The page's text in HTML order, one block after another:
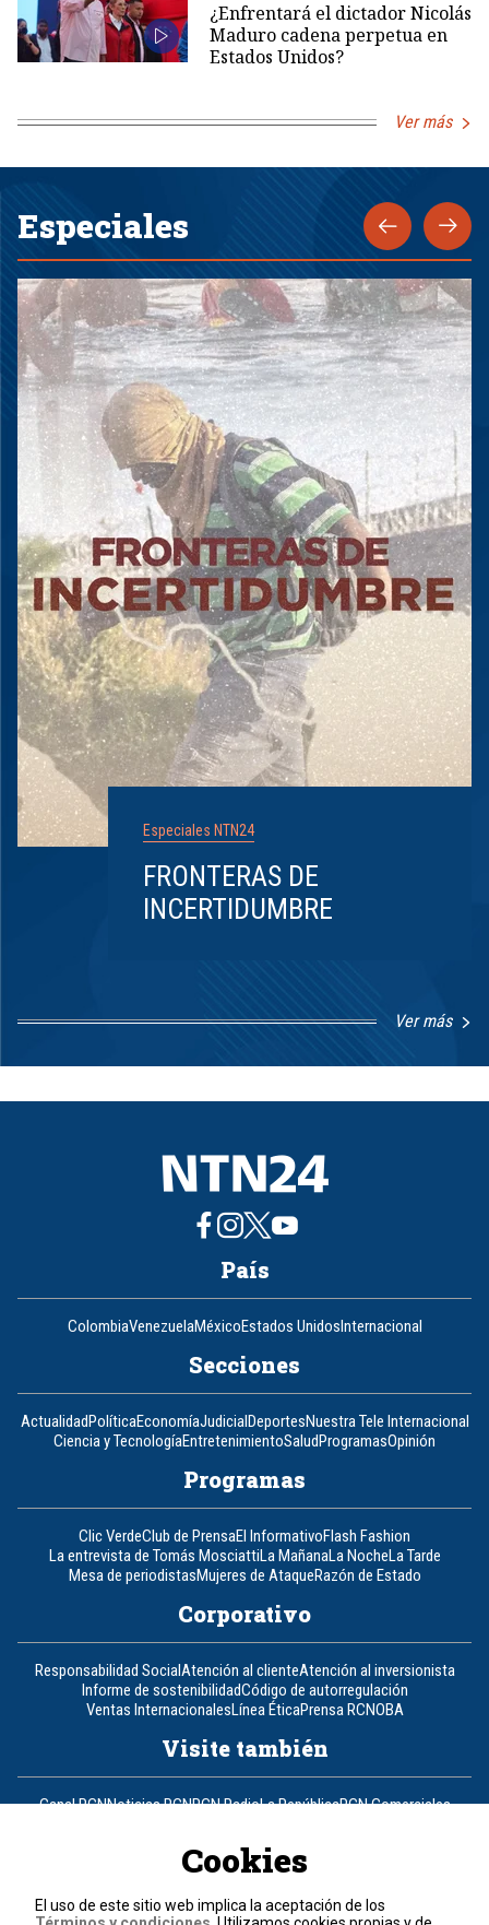
¿Enfrentará el dictador Nicolás
Maduro cadena perpetua en
Estados Unidos?
Ver más
Especiales
Especiales NTN24
FRONTERAS DE
INCERTIDUMBRE
Ver más
1
8
País
ColombiaVenezuelaMéxicoEstados UnidosInternacional
Secciones
ActualidadPolíticaEconomíaJudicialDeportesNuestra Tele Internacional
Ciencia y TecnologíaEntretenimientoSaludProgramasOpinión
Programas
Clic VerdeClub de PrensaEl InformativoFlash Fashion
La entrevista de Tomás MosciattiLa MañanaLa NocheLa Tarde
Mesa de periodistasMujeres de AtaqueRazón de Estado
Corporativo
Responsabilidad SocialAtención al clienteAtención al inversionista
Informe de sostenibilidadCódigo de autorregulación
Ventas InternacionalesLínea ÉticaPrensa RCNOBA
Visite también
Canal RCNNoticias RCNRCN RadioLa RepúblicaRCN Comerciales
Un producto de RCN Televisión
Cookies
El uso de este sitio web implica la aceptación de los